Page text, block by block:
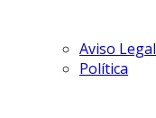
Aviso Legal
Política